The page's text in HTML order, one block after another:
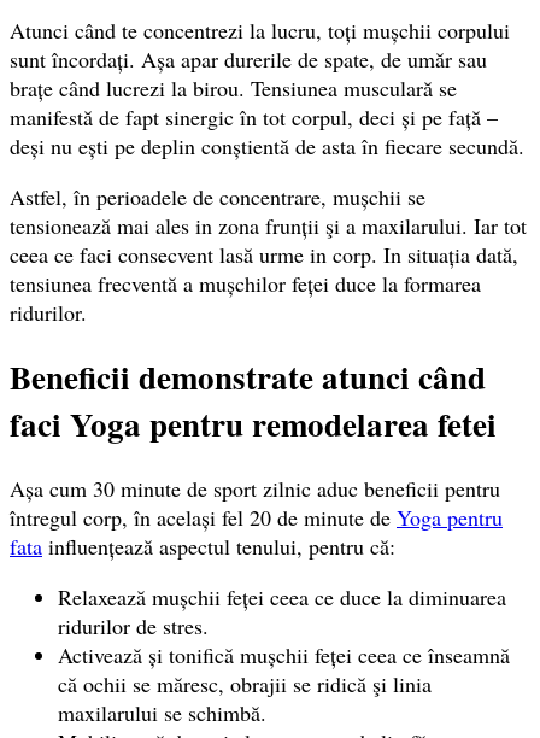
Atunci când te concentrezi la lucru, toți mușchii corpului
sunt încordați. Așa apar durerile de spate, de umăr sau
brațe când lucrezi la birou. Tensiunea musculară se
manifestă de fapt sinergic în tot corpul, deci și pe față –
deși nu ești pe deplin conștientă de asta în fiecare secundă.
Astfel, în perioadele de concentrare, mușchii se
tensionează mai ales in zona frunții şi a maxilarului. Iar tot
ceea ce faci consecvent lasă urme in corp. In situația dată,
tensiunea frecventă a mușchilor feței duce la formarea
ridurilor.
Beneficii demonstrate atunci când
faci Yoga pentru remodelarea fetei
Așa cum 30 minute de sport zilnic aduc beneficii pentru
întregul corp, în același fel 20 de minute de Yoga pentru
fata influențează aspectul tenului, pentru că:
Relaxează mușchii feței ceea ce duce la diminuarea
ridurilor de stres.
Activează și tonifică mușchii feței ceea ce înseamnă
că ochii se măresc, obrajii se ridică şi linia
maxilarului se schimbă.